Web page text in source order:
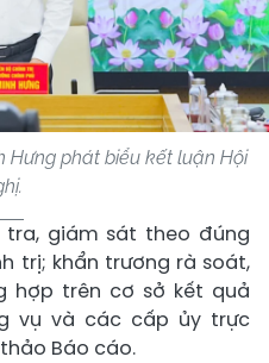
Hưng phát biểu kết luận Hội
giám sát theo đúng
trị; khẩn trương rà soát,
hợp trên cơ sở kết quả
vụ và các cấp ủy trực
Báo cáo.